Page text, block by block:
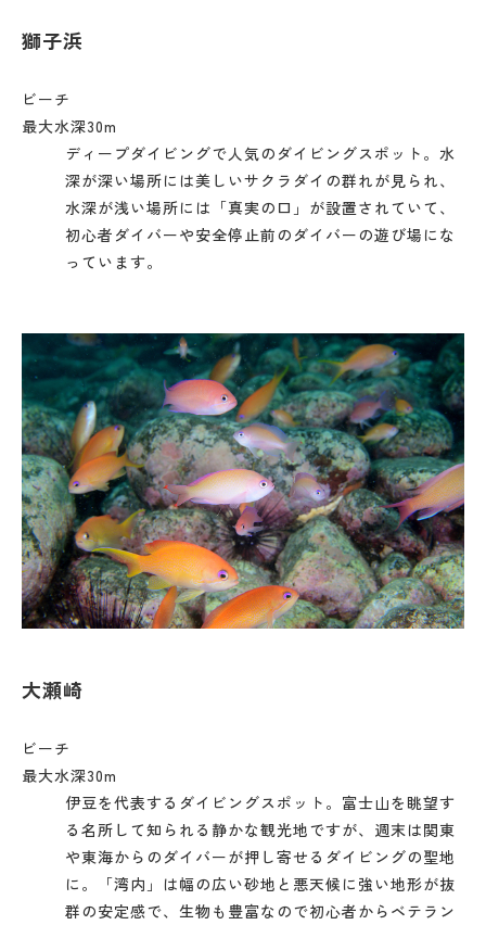
獅子浜
ビーチ
最大水深30m
ディープダイビングで人気のダイビングスポット。水
深が深い場所には美しいサクラダイの群れが見られ、
水深が浅い場所には「真実の口」が設置されていて、
初心者ダイバーや安全停止前のダイバーの遊び場にな
っています。
大瀬崎
ビーチ
最大水深30m
伊豆を代表するダイビングスポット。富士山を眺望す
る名所して知られる静かな観光地ですが、週末は関東
や東海からのダイバーが押し寄せるダイビングの聖地
に。「湾内」は幅の広い砂地と悪天候に強い地形が抜
群の安定感で、生物も豊富なので初心者からベテラン